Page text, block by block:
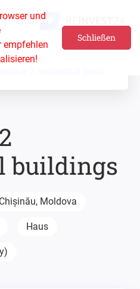
und
empfehlen
Schließen
buildings
Moldova
Haus